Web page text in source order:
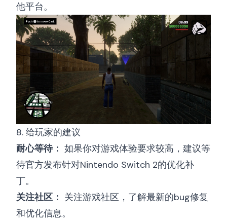
他平台。
8. 给玩家的建议
耐心等待： 如果你对游戏体验要求较高，建议等
待官方发布针对Nintendo Switch 2的优化补
丁。
关注社区： 关注游戏社区，了解最新的bug修复
和优化信息。